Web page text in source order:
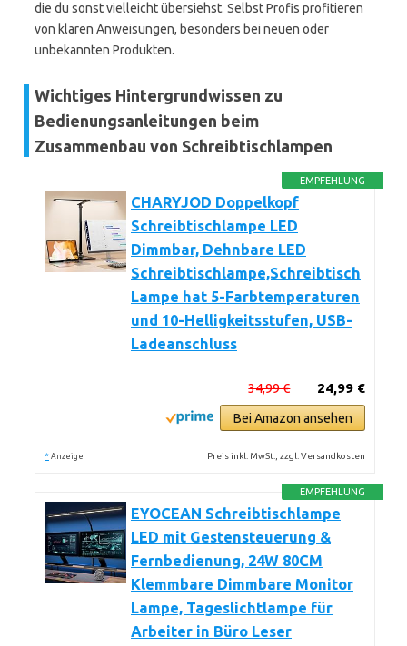
die du sonst vielleicht übersiehst. Selbst Profis profitieren
von klaren Anweisungen, besonders bei neuen oder
unbekannten Produkten.
Wichtiges Hintergrundwissen zu
Bedienungsanleitungen beim
Zusammenbau von Schreibtischlampen
EMPFEHLUNG
CHARYJOD Doppelkopf
Schreibtischlampe LED
Dimmbar, Dehnbare LED
Schreibtischlampe,Schreibtisch
Lampe hat 5-Farbtemperaturen
und 10-Helligkeitsstufen, USB-
Ladeanschluss
24,99 €
34,99 €
Bei Amazon ansehen
* Anzeige Preis inkl. MwSt., zzgl. Versandkosten
EMPFEHLUNG
EYOCEAN Schreibtischlampe
LED mit Gestensteuerung &
Fernbedienung, 24W 80CM
Klemmbare Dimmbare Monitor
Lampe, Tageslichtlampe für
Arbeiter in Büro Leser